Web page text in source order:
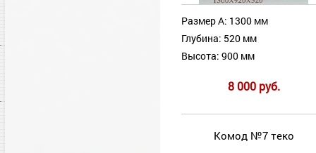
Размер А: 1300 мм
Глубина: 520 мм
Высота: 900 мм
8 000 руб.
Комод №7 теко